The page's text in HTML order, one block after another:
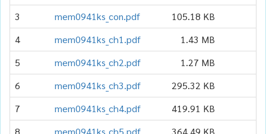
3
mem0941ks_con.pdf 105.18 KB
4
mem0941ks_ch1.pdf 1.43 MB
5
mem0941ks_ch2.pdf 1.27 MB
6
mem0941ks_ch3.pdf 295.32 KB
7
mem0941ks_ch4.pdf 419.91 KB
8
mem0941ks_ch5.pdf 364.49 KB